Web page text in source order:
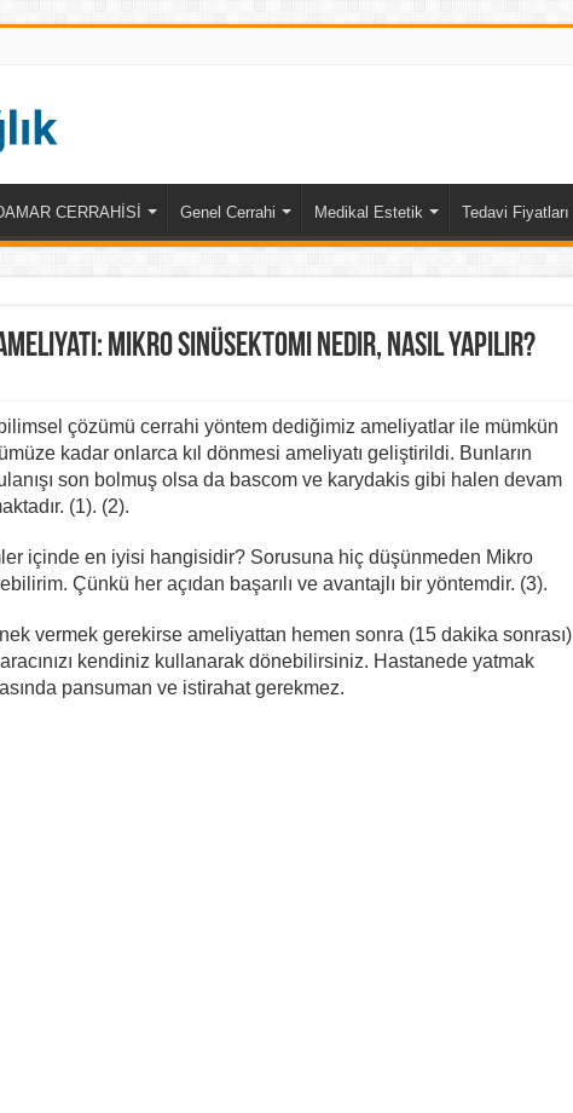
CERRAHİSİ Genel Cerrahi Medikal Estetik Tedavi Fiyatları
Mikro Sinüsektomi Nedir, Nasıl Yapılır?
çözümü cerrahi yöntem dediğimiz ameliyatlar ile mümkün
kadar onlarca kıl dönmesi ameliyatı geliştirildi. Bunların
son bolmuş olsa da bascom ve karydakis gibi halen devam
(1). (2).
içinde en iyisi hangisidir? Sorusuna hiç düşünmeden Mikro
Çünkü her açıdan başarılı ve avantajlı bir yöntemdir. (3).
vermek gerekirse ameliyattan hemen sonra (15 dakika sonrası)
kendiniz kullanarak dönebilirsiniz. Hastanede yatmak
pansuman ve istirahat gerekmez.